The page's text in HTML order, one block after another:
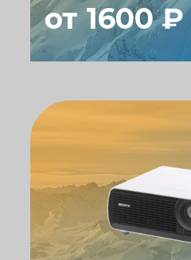
от 1600 ₽